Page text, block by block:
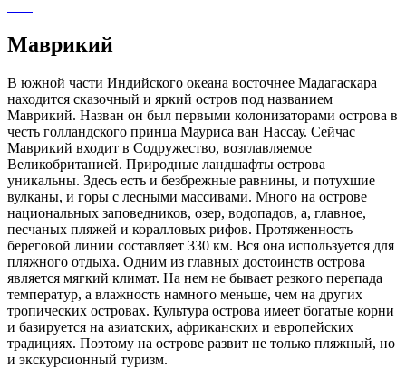
Маврикий
В южной части Индийского океана восточнее Мадагаскара
находится сказочный и яркий остров под названием
Маврикий. Назван он был первыми колонизаторами острова в
честь голландского принца Мауриса ван Нассау. Сейчас
Маврикий входит в Содружество, возглавляемое
Великобританией. Природные ландшафты острова
уникальны. Здесь есть и безбрежные равнины, и потухшие
вулканы, и горы с лесными массивами. Много на острове
национальных заповедников, озер, водопадов, а, главное,
песчаных пляжей и коралловых рифов. Протяженность
береговой линии составляет 330 км. Вся она используется для
пляжного отдыха. Одним из главных достоинств острова
является мягкий климат. На нем не бывает резкого перепада
температур, а влажность намного меньше, чем на других
тропических островах. Культура острова имеет богатые корни
и базируется на азиатских, африканских и европейских
традициях. Поэтому на острове развит не только пляжный, но
и экскурсионный туризм.